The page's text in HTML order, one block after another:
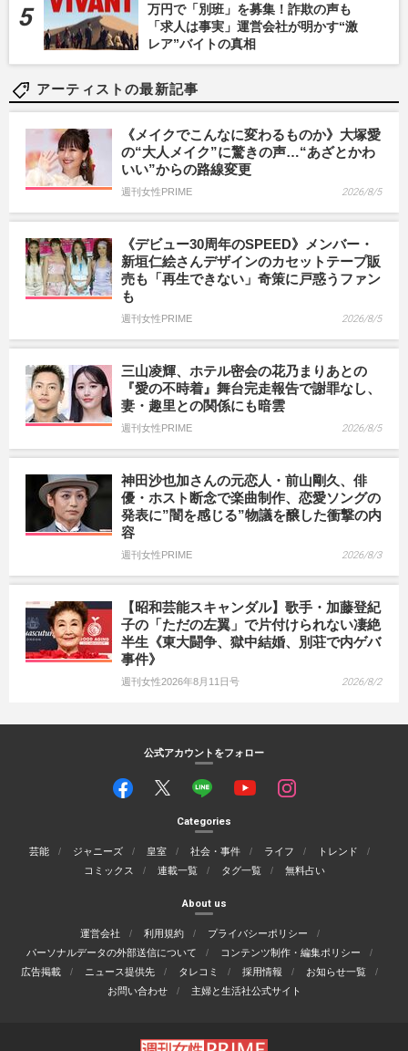
万円で「別班」を募集！詐欺の声も
「求人は事実」運営会社が明かす“激
レア”バイトの真相
アーティストの最新記事
《メイクでこんなに変わるものか》大塚愛
の“大人メイク”に驚きの声…“あざとかわ
いい”からの路線変更
週刊女性PRIME 2026/8/5
《デビュー30周年のSPEED》メンバー・
新垣仁絵さんデザインのカセットテープ販
売も「再生できない」奇策に戸惑うファン
も
週刊女性PRIME 2026/8/5
三山凌輝、ホテル密会の花乃まりあとの
『愛の不時着』舞台完走報告で謝罪なし、
妻・趣里との関係にも暗雲
週刊女性PRIME 2026/8/5
神田沙也加さんの元恋人・前山剛久、俳
優・ホスト断念で楽曲制作、恋愛ソングの
発表に”闇を感じる”物議を醸した衝撃の内
容
週刊女性PRIME 2026/8/3
【昭和芸能スキャンダル】歌手・加藤登紀
子の「ただの左翼」で片付けられない凄絶
半生《東大闘争、獄中結婚、別荘で内ゲバ
事件》
週刊女性2026年8月11日号 2026/8/2
公式アカウントをフォロー
Categories
芸能 ジャニーズ 皇室 社会・事件 ライフ
トレンド
コミックス
連載一覧 タグ一覧 無料占い
About us
運営会社 利用規約
プライバシーポリシー
パーソナルデータの外部送信について
コンテンツ制作・編集ポリシー
広告掲載
ニュース提供先 タレコミ 採用情報
お知らせ一覧
お問い合わせ
主婦と生活社公式サイト